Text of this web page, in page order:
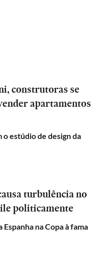
construtoras se
apartamentos
estúdio de design da
turbulência no
politicamente
na Copa à fama